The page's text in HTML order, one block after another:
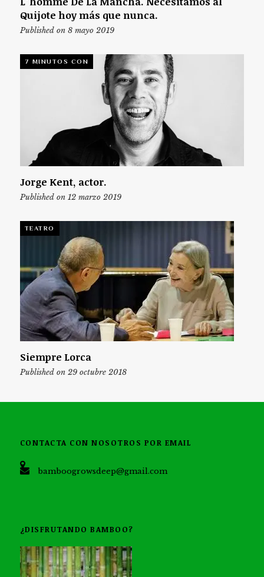
Quijote hoy más que nunca.
Published on 8 mayo 2019
7 MINUTOS CON
Jorge Kent, actor.
Published on 12 marzo 2019
TEATRO
Siempre Lorca
Published on 29 octubre 2018
CONTACTA CON NOSOTROS POR EMAIL
bamboogrowsdeep@gmail.com
¿DISFRUTANDO BAMBOO?